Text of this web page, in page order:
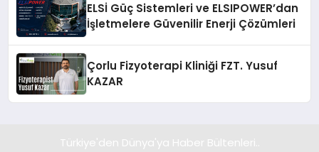
ELSİ Güç Sistemleri ve ELSIPOWER’dan
İşletmelere Güvenilir Enerji Çözümleri
Çorlu Fizyoterapi Kliniği FZT. Yusuf
KAZAR
Türkiye'den Dünya'ya Haber Bültenleri..